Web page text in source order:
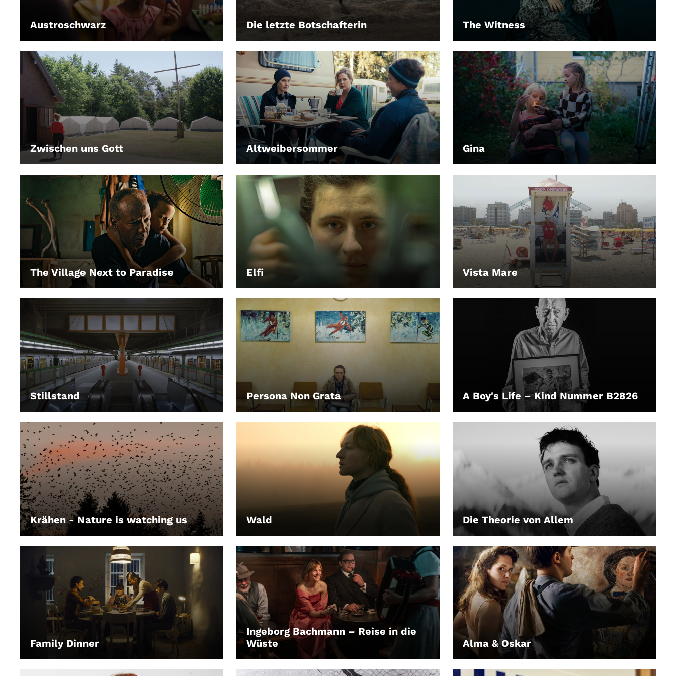
Gutscheine
& Filmpässe
Account
Suche
Austroschwarz
LEIHEN Die letzte Botschafterin
LEIHEN The Witness
LEIHEN
Zwischen uns Gott
LEIHEN Altweibersommer
LEIHEN Gina
LEIHEN
The Village Next to Paradise
LEIHEN Elfi
LEIHEN Vista Mare
LEIHEN
Stillstand
LEIHEN Persona Non Grata
LEIHEN A Boy's Life – Kind Nummer B2826
LEIHEN
Krähen - Nature is watching us
LEIHEN Wald
LEIHEN Die Theorie von Allem
LEIHEN
Family Dinner
LEIHEN
Ingeborg Bachmann – Reise in die
Wüste
LEIHEN Alma & Oskar
LEIHEN